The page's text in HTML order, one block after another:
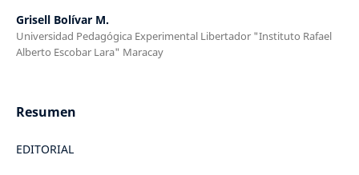
Grisell Bolívar M.
Universidad Pedagógica Experimental Libertador "Instituto Rafael
Alberto Escobar Lara" Maracay
Resumen
EDITORIAL